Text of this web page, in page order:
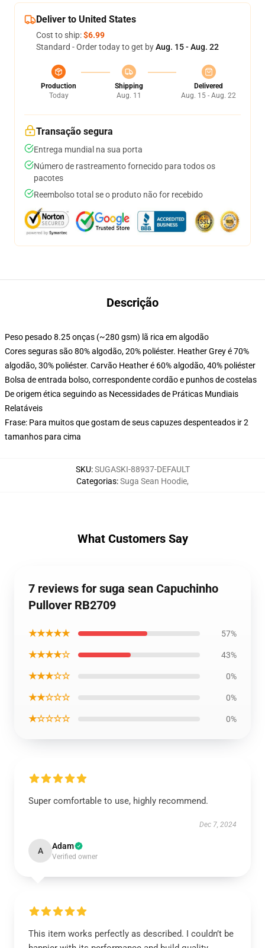
Deliver to United States
Cost to ship:$6.99
Standard - Order today to get byAug. 15 - Aug. 22
Production
Today
Shipping
Aug. 11
Delivered
Aug. 15 - Aug. 22
Transação segura
Entrega mundial na sua porta
Número de rastreamento fornecido para todos os
pacotes
Reembolso total se o produto não for recebido
Descrição
Peso pesado 8.25 onças (~280 gsm) lã rica em algodão
Cores seguras são 80% algodão, 20% poliéster. Heather Grey é 70%
algodão, 30% poliéster. Carvão Heather é 60% algodão, 40% poliéster
Bolsa de entrada bolso, correspondente cordão e punhos de costelas
De origem ética seguindo as Necessidades de Práticas Mundiais
Relatáveis
Frase: Para muitos que gostam de seus capuzes despenteados ir 2
tamanhos para cima
SKU:SUGASKI-88937-DEFAULT
Categorias:Suga Sean Hoodie,
What Customers Say
7 reviews for suga sean Capuchinho
Pullover RB2709
★★★★★ 57%
★★★★☆ 43%
★★★☆☆ 0%
★★☆☆☆ 0%
★☆☆☆☆ 0%
Super comfortable to use, highly recommend.
Dec 7, 2024
A Adam
Verified owner
This item works perfectly as described. I couldn’t be